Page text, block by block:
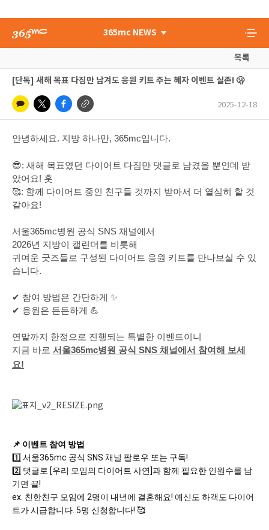
365mc NEWS
목록
[단독] 새해 목표 다짐만 남겨도 응원 키트 주는 혜자 이벤트 실존! 🫢
2025-12-18
안녕하세요. 지방 하나만, 365mc입니다.
😎: 새해 목표였던 다이어트 다짐만 댓글로 남겼을 뿐인데 받
았어요! 훗
🥰: 함께 다이어트 중인 친구들 것까지 받아서 더 열심히 할 것
같아요!
서울365mc병원 공식 SNS 채널에서
2026년 지방이 캘린더를 비롯해
귀여운 굿즈들로 구성된 다이어트 응원 키트를 만나보실 수 있
습니다.
✔ 참여 방법은 간단하게 ✨
✔ 응원은 든든하게 💪
연말까지 한정으로 진행되는 특별한 이벤트이니
지금 바로 서울365mc병원 공식 SNS 채널에서 참여해 보세
요!
📌 이벤트 참여 방법
1️⃣ 서울365mc 공식 SNS 채널 팔로우 또는 구독!
2️⃣ 댓글로 [우리 모임의 다이어트 사연]과 함께 필요한 인원수를 남
기면 끝!
ex. 친한친구 모임에 2명이 내년에 결혼해요! 예신도 하객도 다이어
트가 시급합니다. 5명 신청합니다! 🥰